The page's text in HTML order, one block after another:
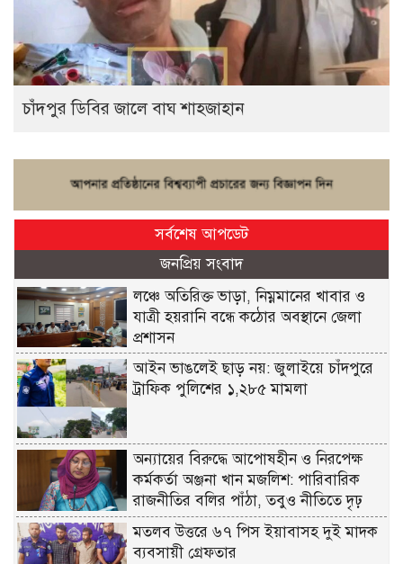
চাঁদপুর ডিবির জালে বাঘ শাহজাহান
সর্বশেষ আপডেট
জনপ্রিয় সংবাদ
লঞ্চে অতিরিক্ত ভাড়া, নিম্নমানের খাবার ও
যাত্রী হয়রানি বন্ধে কঠোর অবস্থানে জেলা
প্রশাসন
আইন ভাঙলেই ছাড় নয়: জুলাইয়ে চাঁদপুরে
ট্রাফিক পুলিশের ১,২৮৫ মামলা
অন্যায়ের বিরুদ্ধে আপোষহীন ও নিরপেক্ষ
কর্মকর্তা অঞ্জনা খান মজলিশ: পারিবারিক
রাজনীতির বলির পাঁঠা, তবুও নীতিতে দৃঢ়
মতলব উত্তরে ৬৭ পিস ইয়াবাসহ দুই মাদক
ব্যবসায়ী গ্রেফতার